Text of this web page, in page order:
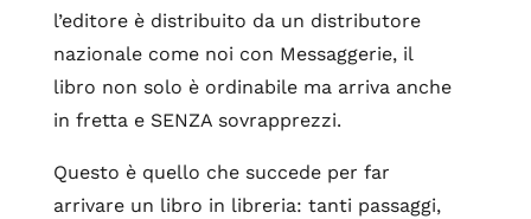
l’editore è distribuito da un distributore
nazionale come noi con Messaggerie, il
libro non solo è ordinabile ma arriva anche
in fretta e SENZA sovrapprezzi.
Questo è quello che succede per far
arrivare un libro in libreria: tanti passaggi,